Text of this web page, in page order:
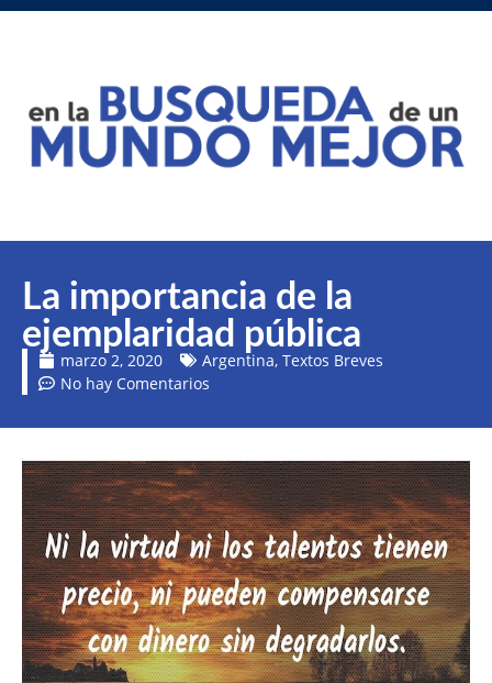
La importancia de la
ejemplaridad pública
marzo 2, 2020 Argentina, Textos Breves
No hay Comentarios